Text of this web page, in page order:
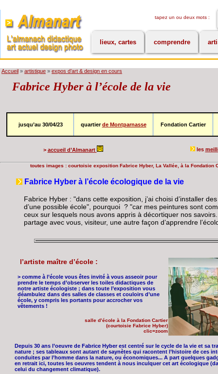
tapez un ou deux mots :
lieux, cartes comprendre
Accueil » artistique » expos d’art & design en cours
Fabrice Hyber à l’école de la vie
jusqu’au 30/04/23 quartierde Montparnasse Fondation Cartier
> accueil d’Almanart les
toutes images : courtoisie exposition Fabrice Hyber, La Vallée, à la Fondation
Fabrice Hyber à l’école écologique de la vie
Fabrice Hyber : "dans cette exposition, j’ai choisi d’installer
d’une possible école", pourquoi ? "car mes peintures sont
ceux sur lesquels nous avons appris à décortiquer nos
partage avec vous, visiteur, une autre façon d’apprendre
l’artiste maître d’école :
> comme à l’école vous êtes invité à vous asseoir pour
prendre le temps d’observer les toiles didactiques de
notre artiste écologiste ; dans toute l’exposition vous
déambulez dans des salles de classes et couloirs d’une
école, y compris les portants pour accrocher vos
vêtements !
salle d’école à la Fondation Cartier
(courtoisie Fabrice Hyber)
clic=zoom
Depuis 30 ans l’oeuvre de Fabrice Hyber est centré sur le cycle de la vie et sa
nature ; ses tableaux sont autant de saynètes qui racontent l’histoire de ces
conduites par l’homme dans la nature, ou économiques... A part quelques
en retrait ici, toutes les oeuvres tendent à nous inculquer cet art écologique
celui du changement climatique).